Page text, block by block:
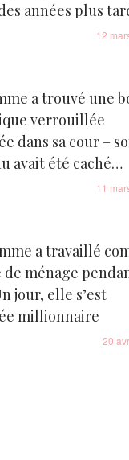
années plus
12
a trouvé une
verrouillée
dans sa cour –
avait été caché
11
a travaillé
ménage
jour, elle s’est
millionnaire
20